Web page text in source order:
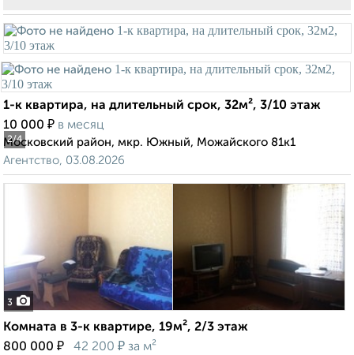
2/4
1-к квартира, на длительный срок, 32м², 3/10 этаж
10 000 ₽ в месяц
Московский район, мкр. Южный, Можайского 81к1
Агентство, 03.08.2026
3
Комната в 3-к квартире, 19м², 2/3 этаж
800 000 ₽ 42 200 ₽ за м²